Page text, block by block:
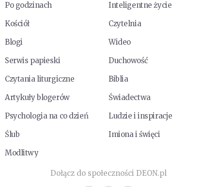
Po godzinach
Inteligentne życie
Kościół
Czytelnia
Blogi
Wideo
Serwis papieski
Duchowość
Czytania liturgiczne
Biblia
Artykuły blogerów
Świadectwa
Psychologia na co dzień
Ludzie i inspiracje
Ślub
Imiona i święci
Modlitwy
Dołącz do społeczności DEON.pl